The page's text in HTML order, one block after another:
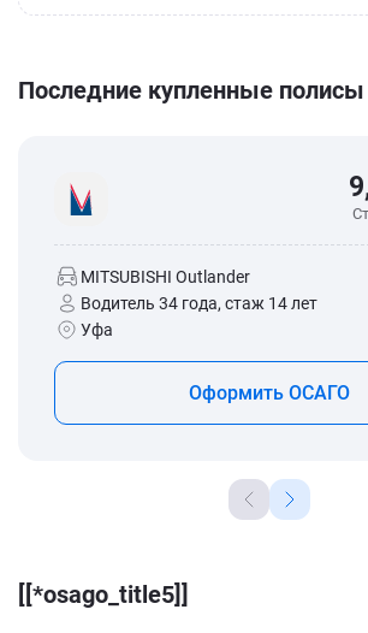
Последние купленные полисы
MITSUBISHI Outlander
Водитель 34 года, стаж 14 лет
Уфа
Оформить ОСАГО
[[*osago_title5]]